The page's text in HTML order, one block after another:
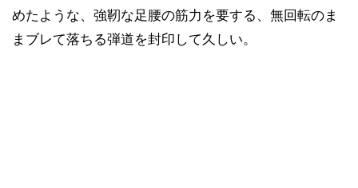
めたような、強靭な足腰の筋力を要する、無回転のま
まブレて落ちる弾道を封印して久しい。